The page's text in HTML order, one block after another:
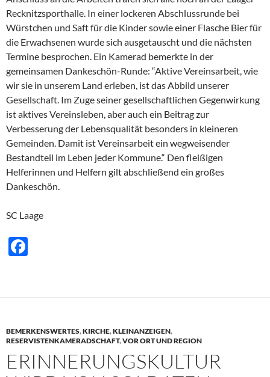
Recknitzsporthalle. In einer lockeren Abschlussrunde bei
Würstchen und Saft für die Kinder sowie einer Flasche Bier für
die Erwachsenen wurde sich ausgetauscht und die nächsten
Termine besprochen. Ein Kamerad bemerkte in der
gemeinsamen Dankeschön-Runde: “Aktive Vereinsarbeit, wie
wir sie in unserem Land erleben, ist das Abbild unserer
Gesellschaft. Im Zuge seiner gesellschaftlichen Gegenwirkung
ist aktives Vereinsleben, aber auch ein Beitrag zur
Verbesserung der Lebensqualität besonders in kleineren
Gemeinden. Damit ist Vereinsarbeit ein wegweisender
Bestandteil im Leben jeder Kommune.“ Den fleißigen
Helferinnen und Helfern gilt abschließend ein großes
Dankeschön.
SC Laage
b
o
o
k
BEMERKENSWERTES,KIRCHE,KLEINANZEIGEN,
RESERVISTENKAMERADSCHAFT,VOR ORT UND REGION
ERINNERUNGSKULTUR